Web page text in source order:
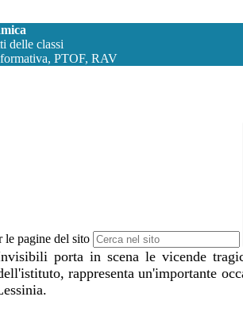
delle classi
PTOF, RAV
le pagine del sito
porta in scena le vicende
rappresenta un'importante